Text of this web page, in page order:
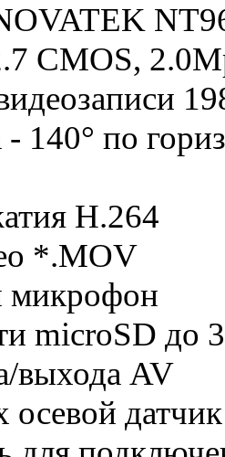
CMOS,
140° по
H.264
*.MOV
микрофон
microSD до
выхода AV
осевой